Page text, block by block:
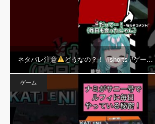
ネタバレ注意 どうなの？！ #shorts #ゲー…
ゲーム